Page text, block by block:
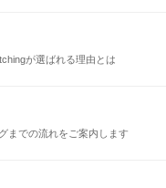
が選ばれる理由とは
までの流れをご案内します